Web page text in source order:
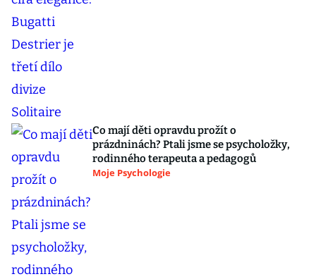
Co mají děti opravdu prožít o
prázdninách? Ptali jsme se psycholožky,
rodinného terapeuta a pedagogů
Moje Psychologie